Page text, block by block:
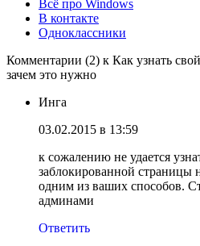
Всё про Windows
В контакте
Одноклассники
Комментарии (2) к Как узнать
зачем это нужно
Инга
03.02.2015 в 13:59
к сожалению не удается
заблокированной страницы
одним из ваших способов.
админами
Ответить